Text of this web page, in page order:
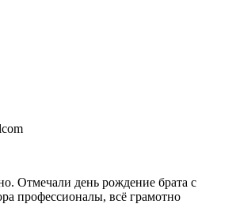
Отмечали день рождение брата с
профессионалы, всё грамотно